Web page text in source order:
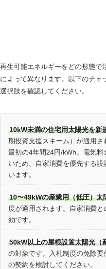
再生可能エネルギーをどの形態で
によって異なります。以下のチェ
選択肢を確認してください。
10kW未満の住宅用太陽光を新
期投資支援スキーム）が適用
最初の4年間24円/kWh。電気
いため、自家消費を優先する
います。
10〜49kWの産業用（低圧）太
度が適用されます。自家消費
効です。
50kW以上の屋根設置太陽光（
の対象です。入札制度の免除
の契約を検討してください。